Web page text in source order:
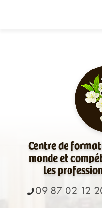
Centre de
monde et
les
09 87 02 12